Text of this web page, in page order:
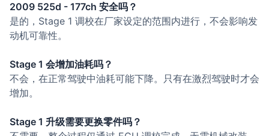
2009 525d - 177ch 安全吗？
是的，Stage 1 调校在厂家设定的范围内进行，不会影响发
动机可靠性。
Stage 1 会增加油耗吗？
不会，在正常驾驶中油耗可能下降。只有在激烈驾驶时才会
增加。
Stage 1 升级需要更换零件吗？